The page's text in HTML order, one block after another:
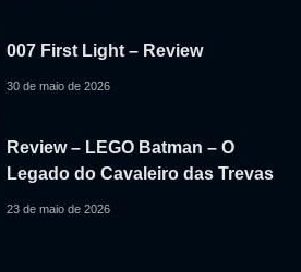
007 First Light – Review
30 de maio de 2026
Review – LEGO Batman – O
Legado do Cavaleiro das Trevas
23 de maio de 2026